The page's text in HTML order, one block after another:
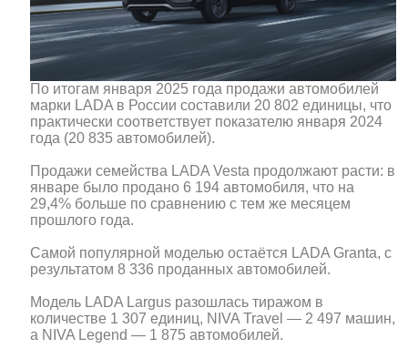
По итогам января 2025 года продажи автомобилей
марки LADA в России составили 20 802 единицы, что
практически соответствует показателю января 2024
года (20 835 автомобилей).
Продажи семейства LADA Vesta продолжают расти: в
январе было продано 6 194 автомобиля, что на
29,4% больше по сравнению с тем же месяцем
прошлого года.
Самой популярной моделью остаётся LADA Granta, с
результатом 8 336 проданных автомобилей.
Модель LADA Largus разошлась тиражом в
количестве 1 307 единиц, NIVA Travel — 2 497 машин,
а NIVA Legend — 1 875 автомобилей.